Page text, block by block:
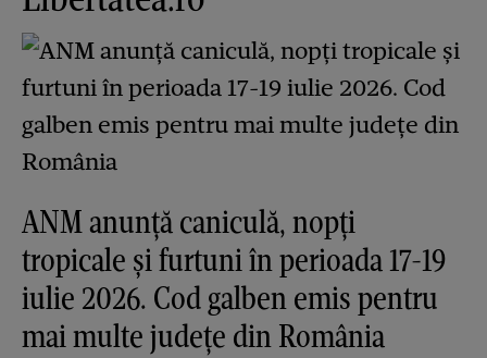
ANM anunță caniculă, nopți
tropicale și furtuni în perioada 17-19
iulie 2026. Cod galben emis pentru
mai multe județe din România